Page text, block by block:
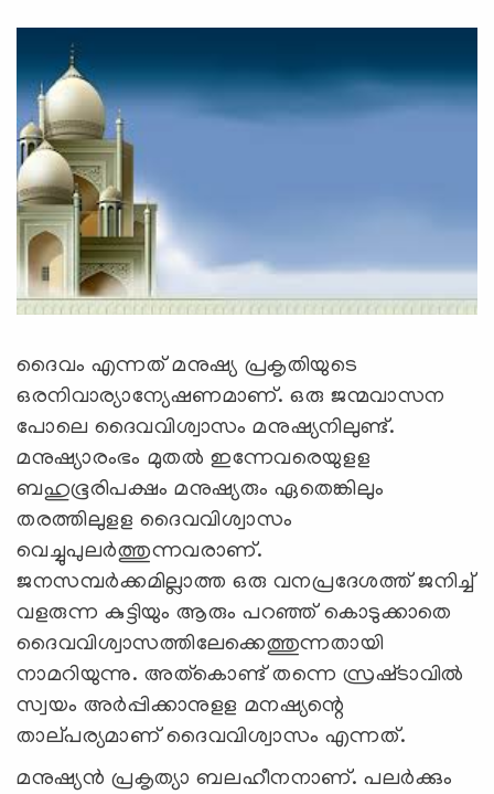
g
a
t
i
o
n
ദൈവം എന്നത്‌ മനുഷ്യ പ്രകൃതിയുടെ
ഒരനിവാര്യാന്യേഷണമാണ്‌. ഒരു ജന്മവാസന
പോലെ ദൈവവിശ്വാസം മനുഷ്യനിലുണ്ട്‌.
മനുഷ്യാരംഭം മുതല്‍ ഇന്നേവരെയുളള
ബഹുഭൂരിപക്ഷം മനുഷ്യരും ഏതെങ്കിലും
തരത്തിലുളള ദൈവവിശ്വാസം
വെച്ചുപുലര്‍ത്തുന്നവരാണ്‌.
ജനസമ്പര്‍ക്കമില്ലാത്ത ഒരു വനപ്രദേശത്ത്‌ ജനിച്ച്‌
വളരുന്ന കുട്ടിയും ആരും പറഞ്ഞ്‌ കൊടുക്കാതെ
ദൈവവിശ്വാസത്തിലേക്കെത്തുന്നതായി
നാമറിയുന്നു. അത്‌കൊണ്ട്‌ തന്നെ സ്രഷ്‌ടാവില്‍
സ്വയം അര്‍പ്പിക്കാനുളള മനഷ്യന്റെ
താല്‌പര്യമാണ്‌ ദൈവവിശ്വാസം എന്നത്‌.
മനുഷ്യന്‍ പ്രകൃത്യാ ബലഹീനനാണ്‌. പലര്‍ക്കും